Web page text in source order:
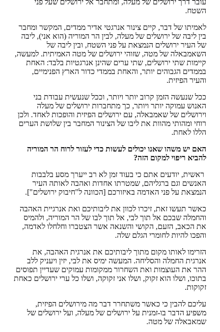
עובר דרך ירושלים של מעלה, ומתחבר אל ירושלים שעל פני
השטח.
לאמיתו של דבר, קיים צינור אנרגטי אדיר ממדים, המקשר ומחבר
בין ליבה של ירושלים של מעלה, לבין הר המוריה (הוא אני), ליבה
של העיר ירושלים הנמצאת על פני השטח, ובין ליבה של
השאמבאלה של מטה, שזוהי ירושלים של מטה האמיתית. למעשה,
קיימות שתי ירושלים, שתי ערים שהינן אנרגטיות בלבד: האחת
בממדים הגבוהים יותר, והאחת בממדי כדור הארץ הפנימיים,
והעיר הפיזית.
ככל שנעשה הזמן קרוב יותר ויותר, וככל שנעשית עבודת בני
האנוש עמוקה יותר ויותר, כך מתחברות ירושלים של מעלה
וירושלים של שאמבאלה, עם ירושלים הפיזית והופכות לאחד. ולכן
רוחי ומהותי מהוות את ליבו של הצינור המחבר בין שלושת הערים
הללו לאחת.
האם יש משהו שאנו יכולים לעשות כדי לעזור לרוח הר המוריה
להביא ריפוי למקום הזה?
ראשית, יודעים אתם כי בעוד זמן לא רב ייערך מסע בלבבות
האנשים וגם ברגליהם, שמטרתו אחדות ואהבה לאותה העיר
הנמצאת על פני האדמה באיזורכם [הכוונה ל"חיבוק ירושלים"].
כאשר תעשו זאת, זיכרו לכוון את ליבותיכם ואת אנרגיית האהבה
והחמלה שבכם אל תוך לבי, אל תוך לבו של הר המוריה, ולהמיס
את הכאב, הזעם, הקושי והשנאה אשר הצטברו וחלחלו לאדמה,
והפכו להיות לחומרי הגלם שלה.
הזרימו לאותו מקום מתוך ליבותיכם את אנרגית האהבה, את
אנרגית החמלה והסליחה. המעשה ימיס את לבי, יזין ויעניק ללב
ההר את העוצמות ואת השחרור ממקומות עמוקים שעדיין תפוסים
בתוכו, ושלו הוא זקוק, ושלו אני זקוקה, ושלו כל ערי ירושלים כאחת
זקוקות.
עליכם להבין כי כאשר משתחרר דבר מה מירושלים הפיזית,
משפיע הדבר בו-זמנית על ירושלים של מעלה, ועל ירושלים של
שמאבאלה של מטה.